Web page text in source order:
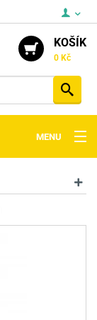
KOŠÍK
0 Kč
MENU